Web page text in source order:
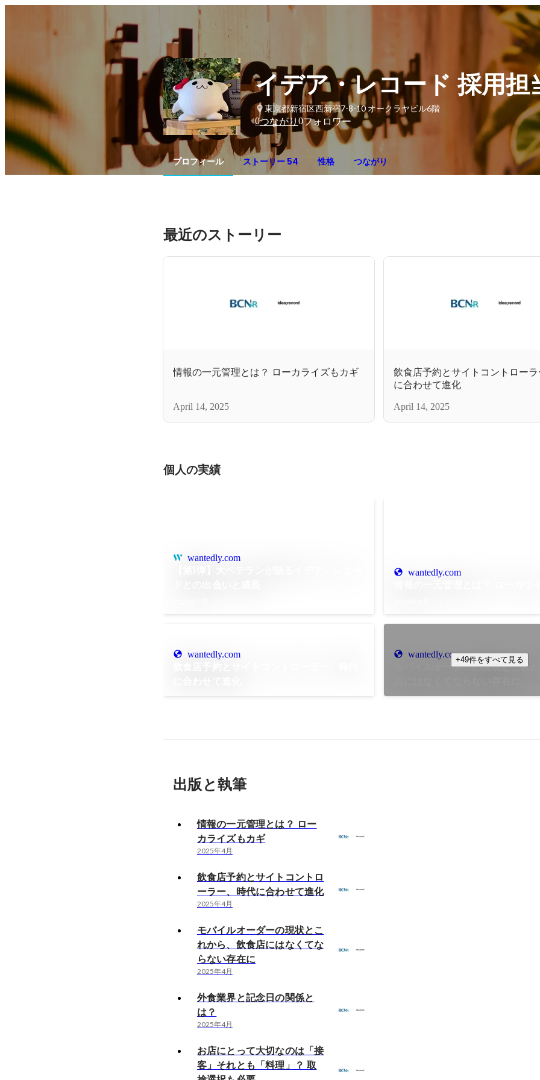
イデア・レコード 採用担
東京都新宿区西新宿7-8-10 オークラヤビル6階
0つながり 0フォロワー
プロフィール ストーリー 54 性格 つながり
最近のストーリー
情報の一元管理とは？ ローカライズもカギ
April 14, 2025
飲食店予約とサイトコントロー
に合わせて進化
April 14, 2025
個人の実績
wantedly.com
wantedly.com
wantedly.com wantedly.com
モバイルオーダーの現状とこれ
+49件をすべて見る
出版と執筆
情報の一元管理とは？ ロー
カライズもカギ
2025年4月
飲食店予約とサイトコントロ
ーラー、時代に合わせて進化
2025年4月
モバイルオーダーの現状とこ
れから、飲食店にはなくてな
らない存在に
2025年4月
外食業界と記念日の関係と
は？
2025年4月
お店にとって大切なのは「接
客」それとも「料理」？ 取